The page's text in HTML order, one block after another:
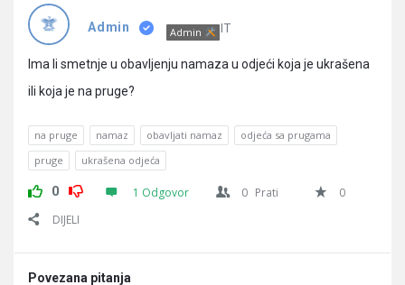
Pitanja
Admin Admin IT
Ima li smetnje u obavljenju namaza u odjeći koja je ukrašena
ili koja je na pruge?
na pruge namaz obavljati namaz
odjeća sa prugama
pruge
ukrašena odjeća
0 1 Odgovor 0 Prati
0
DIJELI
Povezana pitanja